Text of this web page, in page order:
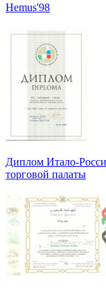
Hemus'98
Диплом Итало-
торговой палаты